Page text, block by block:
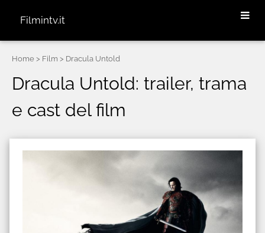
Filmintv.it
Home > Film > Dracula Untold
Dracula Untold: trailer, trama
e cast del film